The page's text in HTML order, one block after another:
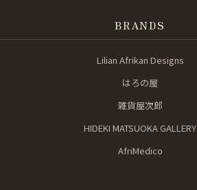
BRANDS
Lilian Afrikan Designs
はろの屋
雑貨屋次郎
HIDEKI MATSUOKA GALLERY
AfriMedico